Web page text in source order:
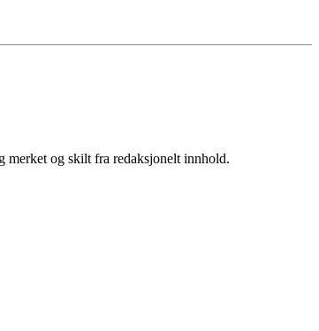
merket og skilt fra redaksjonelt innhold.